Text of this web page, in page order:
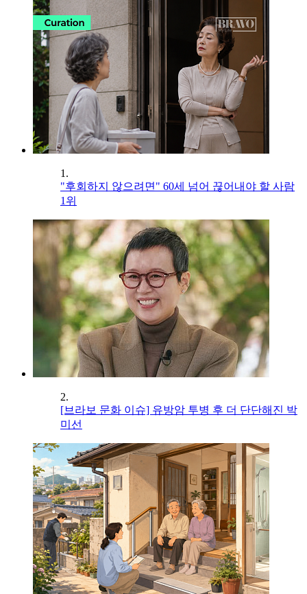
1.
"후회하지 않으려면" 60세 넘어 끊어내야 할 사람
1위
2.
[브라보 문화 이슈] 유방암 투병 후 더 단단해진 박
미선